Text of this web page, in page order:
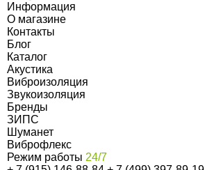
Информация
О магазине
Контакты
Блог
Каталог
Акустика
Виброизоляция
Звукоизоляция
Бренды
ЗИПС
Шуманет
Виброфлекс
Режим работы 24/7